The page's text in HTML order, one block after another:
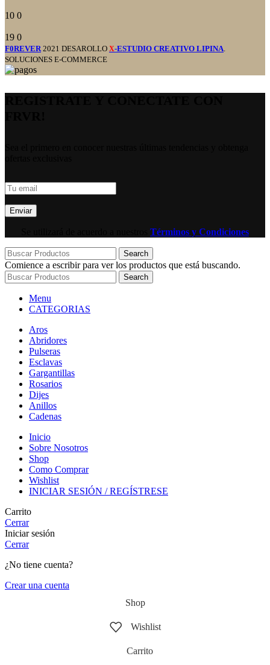
10 0
19 0
F0REVER 2021 DESAROLLO X-ESTUDIO CREATIVO LIPINA.
SOLUCIONES E-COMMERCE
Términos y Condiciones
Search
Comience a escribir para ver los productos que está buscando.
Search
Menu
CATEGORIAS
Aros
Abridores
Pulseras
Esclavas
Gargantillas
Rosarios
Dijes
Anillos
Cadenas
Inicio
Sobre Nosotros
Shop
Como Comprar
Wishlist
INICIAR SESIÓN / REGÍSTRESE
Carrito
Cerrar
Iniciar sesión
Cerrar
¿No tiene cuenta?
Crear una cuenta
Shop
Wishlist
Carrito